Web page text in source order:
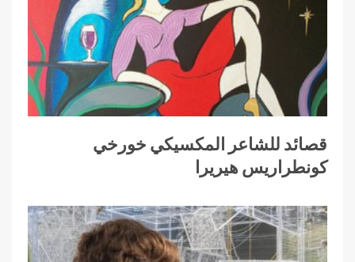
قصائد للشاعر المكسيكي خورخي
كونطراريس هيريرا